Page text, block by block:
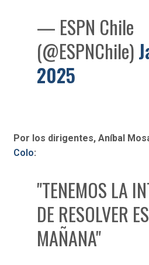
— ESPN Chile
(@ESPNChile)
2025
Por los dirigentes, Aníbal
Colo:
"TENEMOS LA
DE RESOLVER
MAÑANA"